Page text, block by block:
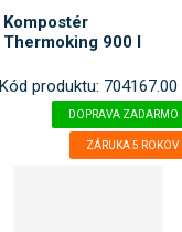
Kompostér
Thermoking 900 l
Kód produktu: 704167.00
DOPRAVA ZADARMO
ZÁRUKA 5 ROKOV